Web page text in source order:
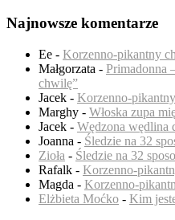
Najnowsze komentarze
Ee - Korzenno-pikantny
Małgorzata - Primadonna
chwilę”
Jacek - Korzenno-
Marghy - Włoska zupa
Jacek - Wędzona wędlina
Joanna - Śledzie na 32
Zioła - Śledzie na 32
Rafalk - Korzenno-
Magda - Korzenno-
Elżbieta Moćko - Kim